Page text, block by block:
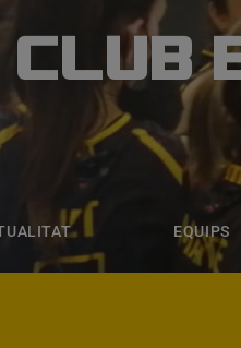
CLUB
EQUIPS